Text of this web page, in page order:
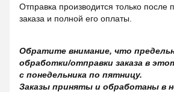
Отправка производится только после
заказа и полной его оплаты.
Обратите внимание, что
обработки/отправки заказа в
с понедельника по пятницу.
Заказы приняты и обработаны в